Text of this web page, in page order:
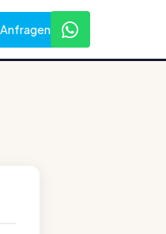
Anfragen